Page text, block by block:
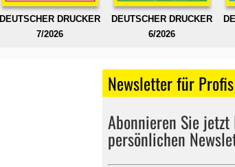
DEUTSCHER DRUCKER
7/2026
DEUTSCHER DRUCKER
6/2026
Newsletter für Profis
Abonnieren Sie jetzt
persönlichen